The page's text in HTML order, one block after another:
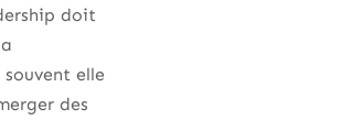
doit
elle
des